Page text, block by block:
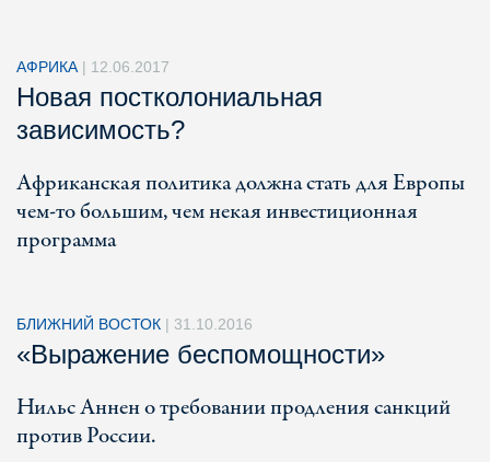
АФРИКА | 12.06.2017
Новая постколониальная
зависимость?
Африканская политика должна стать для Европы
чем-то большим, чем некая инвестиционная
программа
БЛИЖНИЙ ВОСТОК | 31.10.2016
«Выражение беспомощности»
Нильс Аннен о требовании продления санкций
против России.